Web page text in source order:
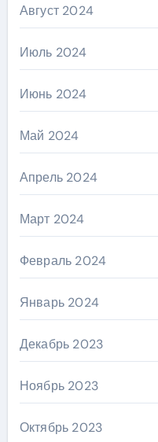
Август 2024
Июль 2024
Июнь 2024
Май 2024
Апрель 2024
Март 2024
Февраль 2024
Январь 2024
Декабрь 2023
Ноябрь 2023
Октябрь 2023